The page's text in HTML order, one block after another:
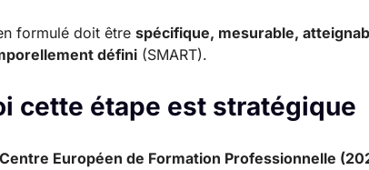
formulé doit être spécifique, mesurable,
défini(SMART).
cette étape est stratégique
Centre Européen de Formation Professionnelle